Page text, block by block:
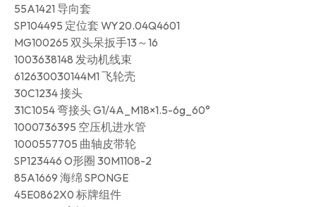
55A1421 导向套
SP104495 定位套 WY20.04Q4601
MG100265 双头呆扳手13～16
1003638148 发动机线束
612630030144M1 飞轮壳
30C1234 接头
31C1054 弯接头 G1/4A_M18×1.5-6g_60°
1000736395 空压机进水管
1000557705 曲轴皮带轮
SP123446 O形圈 30M1108-2
85A1669 海绵 SPONGE
45E0862X0 标牌组件